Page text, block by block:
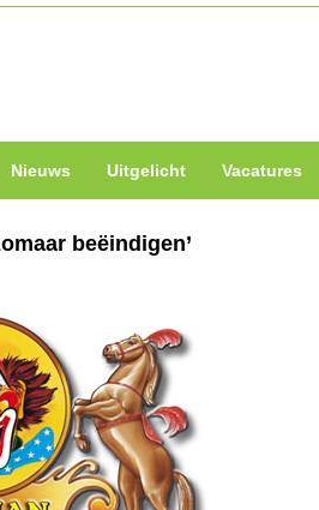
Nieuws Uitgelicht Vacatures
beëindigen’